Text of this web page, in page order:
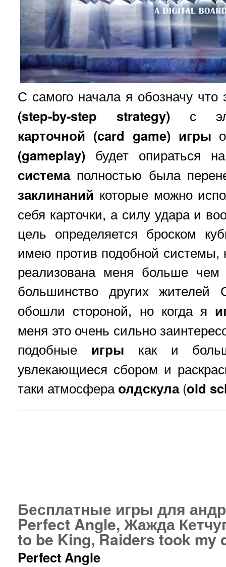
С самого начала я обозначу что
(step-by-step strategy) с
карточной (card game) игры
(gameplay) будет опираться
системаполностью была
заклинаний которые можно
себя карточки, а силу удара и
цель определяется броском
имею против подобной системы,
реализована меня больше чем
большинство других
обошли стороной, но когда я
меня это очень сильно
подобные игры как и
увлекающиеся сбором и
таки атмосфераолдскула(old
Бесплатные игры для
Perfect Angle, Жажда
to be King, Raiders took my
Perfect Angle